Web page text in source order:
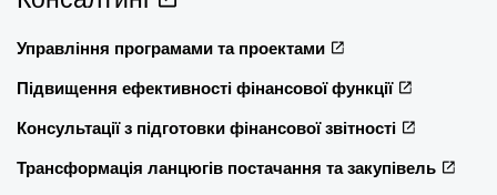
Управління програмами та проектами
Підвищення ефективності фінансової функції
Консультації з підготовки фінансової звітності
Трансформація ланцюгів постачання та закупівель